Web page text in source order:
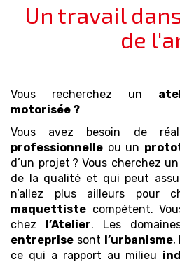
Un travail
de
Vous recherchez un
motorisée ?
Vous avez besoin de
professionnelle ou un
d’un projet ? Vous cherchez un
de la qualité et qui peut
n’allez plus ailleurs pour
maquettiste compétent.
chez
l’Atelier. Les
entreprise sont l’urbanisme,
ce qui a rapport au milieu